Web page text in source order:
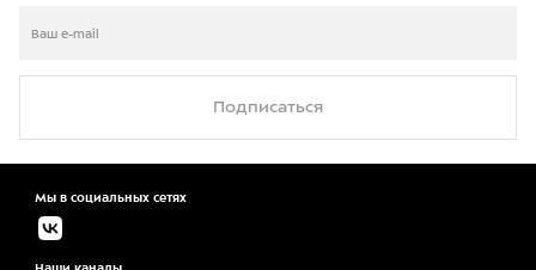
Подписаться
Мы в социальных сетях